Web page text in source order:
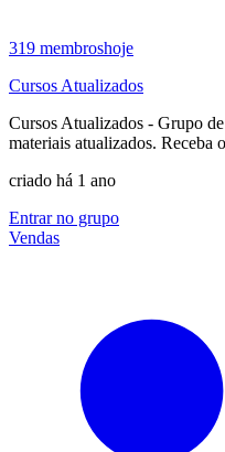
319 membroshoje
Cursos Atualizados
Cursos Atualizados - Grupo
materiais atualizados. Receba
criado há 1 ano
Entrar no grupo
Vendas